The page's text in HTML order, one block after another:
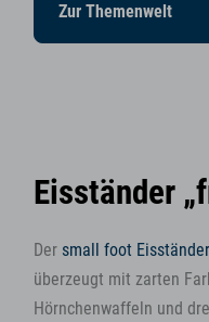
Zur Themenwelt
Eisständer
Der small foot Eisständer
überzeugt mit zarten
Hörnchenwaffeln und